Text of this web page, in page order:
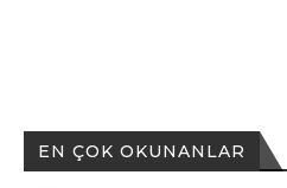
EN ÇOK OKUNANLAR